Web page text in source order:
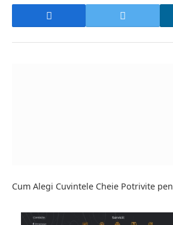
Cum Alegi Cuvintele Cheie Potrivite